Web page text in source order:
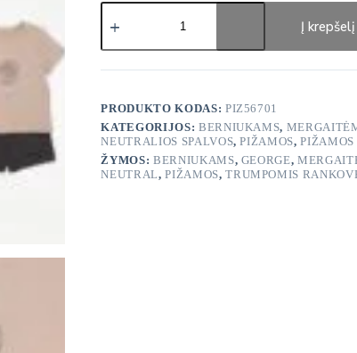
produkto
kiekis:
Disney
Pižamos
Į krepšelį
PRODUKTO KODAS: PIZ56701
KATEGORIJOS: BERNIUKAMS,
NEUTRALIOS SPALVOS,PIŽAMOS,PIŽAMOS
ŽYMOS:BERNIUKAMS, GEORGE,
NEUTRAL,PIŽAMOS,TRUMPOMIS